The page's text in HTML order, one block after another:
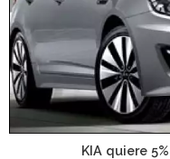
KIA quiere